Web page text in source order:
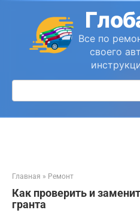
контенту
Все по
своего
Поиск:
Главная » Ремонт
Как проверить и
гранта